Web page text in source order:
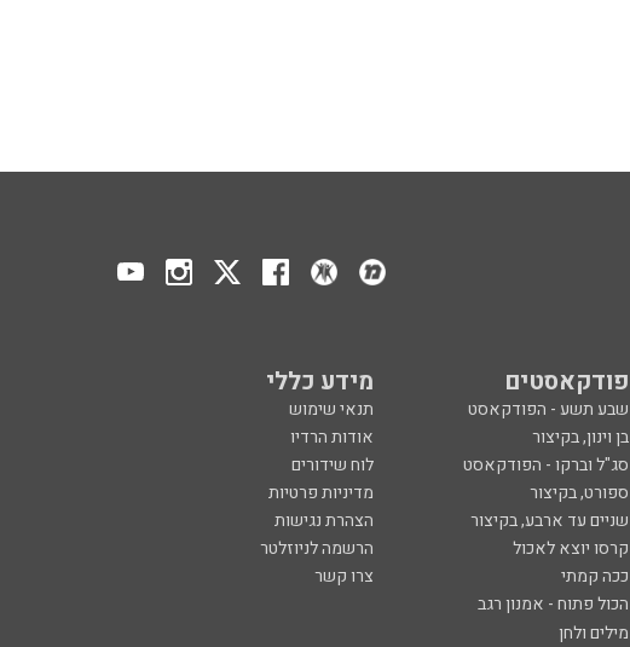
פודקאסטים מידע כללי
שבע תשע - הפודקאסט
תנאי שימוש
בן וינון, בקיצור
אודות הרדיו
סג"ל וברקו - הפודקאסט
לוח שידורים
ספורט, בקיצור
מדיניות פרטיות
שניים עד ארבע, בקיצור
הצהרת נגישות
קרסו יוצא לאכול
הרשמה לניוזלטר
ככה קמתי
צרו קשר
הכול פתוח - אמנון רגב
מילים ולחן